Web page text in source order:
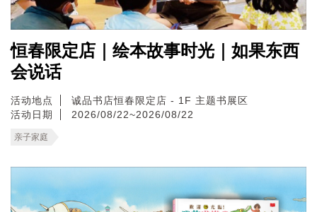
恒春限定店｜绘本故事时光｜如果东西
会说话
活动地点
诚品书店恒春限定店 - 1F 主题书展区
活动日期
2026/08/22~2026/08/22
亲子家庭